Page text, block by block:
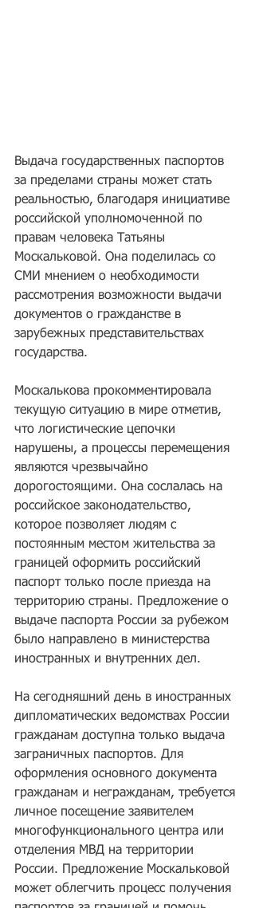
Выдача государственных паспортов
за пределами страны может стать
реальностью, благодаря инициативе
российской уполномоченной по
правам человека Татьяны
Москальковой. Она поделилась со
СМИ мнением о необходимости
рассмотрения возможности выдачи
документов о гражданстве в
зарубежных представительствах
государства.
Москалькова прокомментировала
текущую ситуацию в мире отметив,
что логистические цепочки
нарушены, а процессы перемещения
являются чрезвычайно
дорогостоящими. Она сослалась на
российское законодательство,
которое позволяет людям с
постоянным местом жительства за
границей оформить российский
паспорт только после приезда на
территорию страны. Предложение о
выдаче паспорта России за рубежом
было направлено в министерства
иностранных и внутренних дел.
На сегодняшний день в иностранных
дипломатических ведомствах России
гражданам доступна только выдача
заграничных паспортов. Для
оформления основного документа
гражданам и негражданам, требуется
личное посещение заявителем
многофункционального центра или
отделения МВД на территории
России. Предложение Москальковой
может облегчить процесс получения